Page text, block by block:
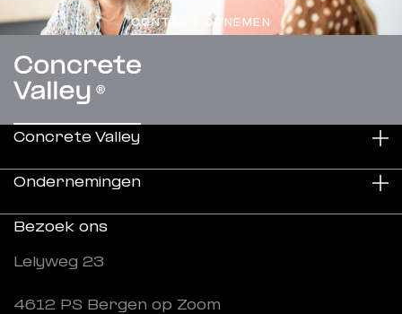
CONTACT OPNEMEN
Concrete Valley
Duurzaamheid
Ondernemingen
Ondernemingen
Microbeton
Bezoek ons
Lelyweg 23
4612 PS Bergen op Zoom